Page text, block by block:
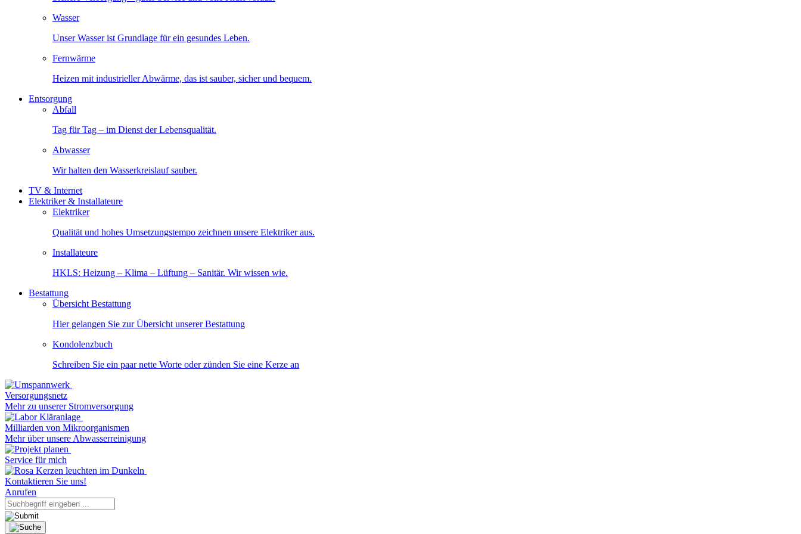
Wasser
Unser Wasser ist Grundlage für ein gesundes Leben.
Fernwärme
Heizen mit industrieller Abwärme, das ist sauber, sicher und bequem.
Entsorgung
Abfall
Tag für Tag – im Dienst der Lebensqualität.
Abwasser
Wir halten den Wasserkreislauf sauber.
TV & Internet
Elektriker & Installateure
Elektriker
Qualität und hohes Umsetzungstempo zeichnen unsere Elektriker aus.
Installateure
HKLS: Heizung – Klima – Lüftung – Sanitär. Wir wissen wie.
Bestattung
Übersicht Bestattung
Hier gelangen Sie zur Übersicht unserer Bestattung
Kondolenzbuch
Schreiben Sie ein paar nette Worte oder zünden Sie eine Kerze an
Versorgungsnetz
Mehr zu unserer Stromversorgung
Milliarden von Mikroorganismen
Mehr über unsere Abwasserreinigung
Service für mich
Kontaktieren Sie uns!
Anrufen